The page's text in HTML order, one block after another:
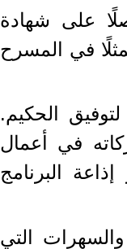
الفنون المسرحية عام 1958 حاصلًا على شهادة
في المسرح
الحكيم.
في أعمال
البرنامج
والسهرات التي